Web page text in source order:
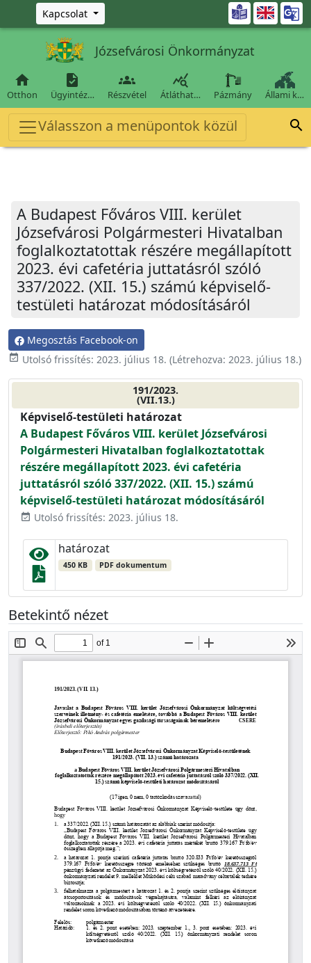
Ugrás a fő tartalomra
Kapcsolat 
Józsefvárosi Önkormányzat

Otthon

Ügyintéz…

Részvétel

Átláthat… Pázmány Állami k…
Válasszon a menüpontok közül 
A Budapest Főváros VIII. kerület
Józsefvárosi Polgármesteri Hivatalban
foglalkoztatottak részére megállapított
2023. évi cafetéria juttatásról szóló
337/2022. (XII. 15.) számú képviselő-
testületi határozat módosításáról
Megosztás Facebook-on
event_available Utolsó frissítés: 2023. július 18. (Létrehozva: 2023. július 18.)
191/2023.
(VII.13.)
Képviselő-testületi határozat
A Budapest Főváros VIII. kerület Józsefvárosi
Polgármesteri Hivatalban foglalkoztatottak
részére megállapított 2023. évi cafetéria
juttatásról szóló 337/2022. (XII. 15.) számú
képviselő-testületi határozat módosításáról
event_available Utolsó frissítés: 2023. július 18.
határozat
450 KB PDF dokumentum
Betekintő nézet